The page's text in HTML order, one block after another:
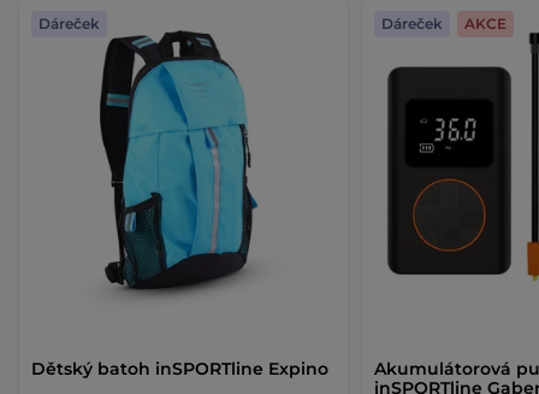
Dětský batoh inSPORTline Expino
Dáreček
Akumulátorová
inSPORTline
Dáreček AKCE